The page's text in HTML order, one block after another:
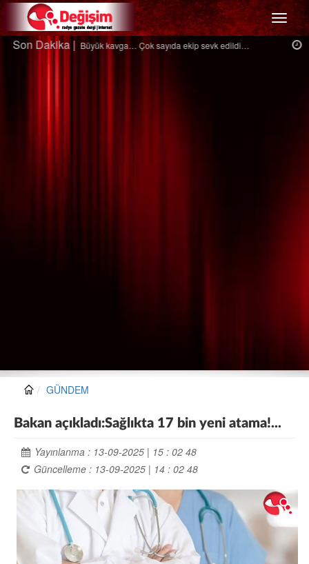
Menü
Son Dakika |Ağaçtan düştü…
GÜNDEM
Bakan açıkladı:Sağlıkta 17 bin yeni atama!...
Yayınlanma : 13-09-2025 | 15 : 02 48
Güncelleme : 13-09-2025 | 14 : 02 48